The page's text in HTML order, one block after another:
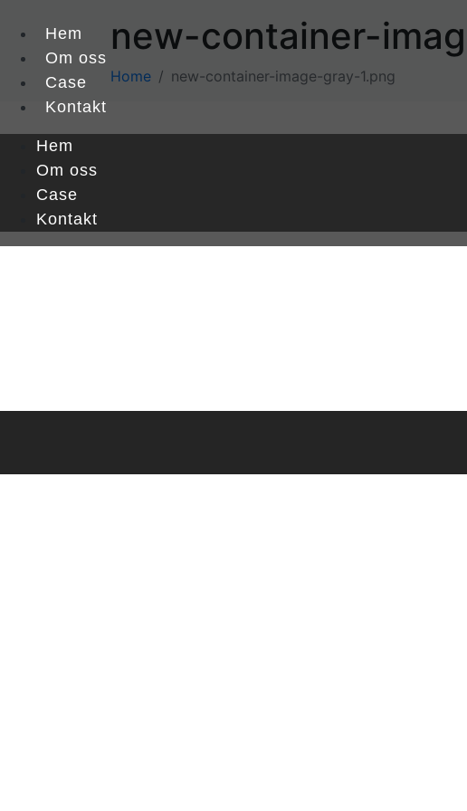
Hem
Om oss
Case
Kontakt
Hem
Om oss
Case
Kontakt
new-container-
Home new-container-image-gray-1.png